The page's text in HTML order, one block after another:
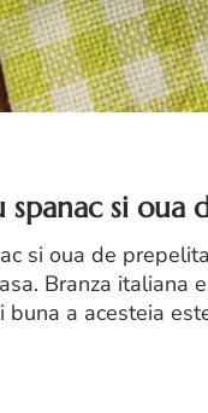
spanac si oua
si oua de
Branza italiana
buna a acesteia